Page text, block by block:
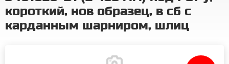
короткий, нов образец, в сб с
карданным шарниром, шлиц